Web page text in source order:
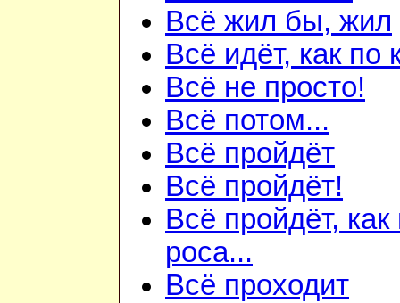
Всё жил бы, жил
Всё идёт, как по
Всё не просто!
Всё потом...
Всё пройдёт
Всё пройдёт!
Всё пройдёт, как
роса...
Всё проходит